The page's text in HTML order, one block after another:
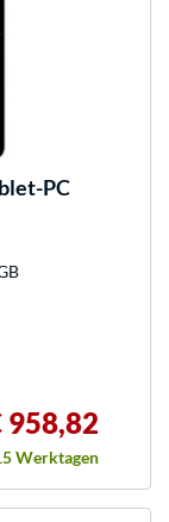
PC
958,82
Werktagen